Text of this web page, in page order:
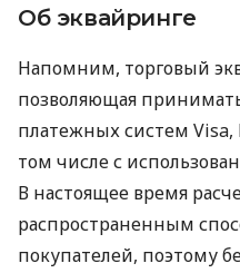
Об эквайринге
Напомним, торговый
позволяющая
платежных систем Visa,
том числе с
В настоящее время
распространенным
покупателей, поэтому